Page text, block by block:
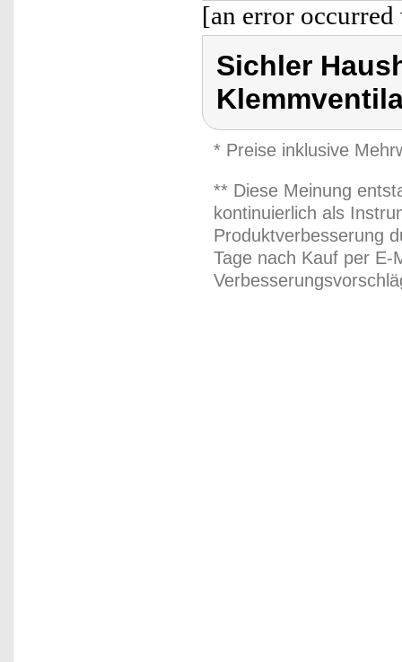
[an error
Sichler
* Preise inklusive
** Diese Meinung
kontinuierlich als
Produktverbesserung
Tage nach Kauf per E-